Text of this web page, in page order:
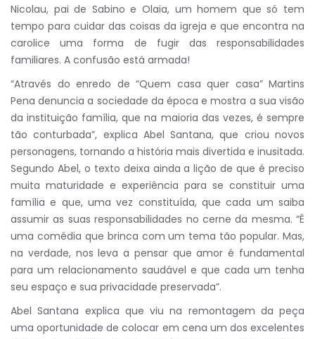
Nicolau, pai de Sabino e Olaia, um homem que só tem
tempo para cuidar das coisas da igreja e que encontra na
carolice uma forma de fugir das responsabilidades
familiares. A confusão está armada!
“Através do enredo de “Quem casa quer casa” Martins
Pena denuncia a sociedade da época e mostra a sua visão
da instituição família, que na maioria das vezes, é sempre
tão conturbada”, explica Abel Santana, que criou novos
personagens, tornando a história mais divertida e inusitada.
Segundo Abel, o texto deixa ainda a lição de que é preciso
muita maturidade e experiência para se constituir uma
família e que, uma vez constituída, que cada um saiba
assumir as suas responsabilidades no cerne da mesma. “É
uma comédia que brinca com um tema tão popular. Mas,
na verdade, nos leva a pensar que amor é fundamental
para um relacionamento saudável e que cada um tenha
seu espaço e sua privacidade preservada”.
Abel Santana explica que viu na remontagem da peça
uma oportunidade de colocar em cena um dos excelentes